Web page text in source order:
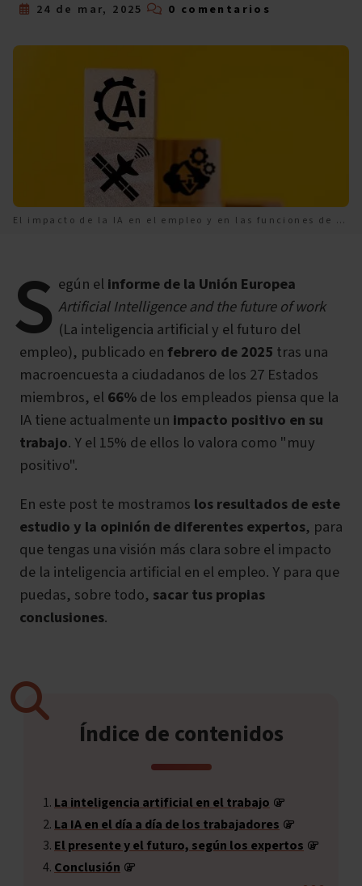
24 de mar, 2025
0 comentarios
El impacto de la IA en el empleo y en las funciones de los trabajadores
S egún el informe de la Unión Europea
Artificial Intelligence and the future of work
(La inteligencia artificial y el futuro del
empleo), publicado enfebrero de 2025 tras una
macroencuesta a ciudadanos de los 27 Estados
miembros, el 66%de los empleados piensa que la
IA tiene actualmente un impacto positivo en su
trabajo. Y el 15% de ellos lo valora como "muy
positivo".
En este post te mostramos los resultados de este
estudio y la opinión de diferentes expertos, para
que tengas una visión más clara sobre el impacto
de la inteligencia artificial en el empleo. Y para que
puedas, sobre todo, sacar tus propias
conclusiones.
Índice de contenidos
La inteligencia artificial en el trabajo
La IA en el día a día de los trabajadores
El presente y el futuro, según los expertos
Conclusión